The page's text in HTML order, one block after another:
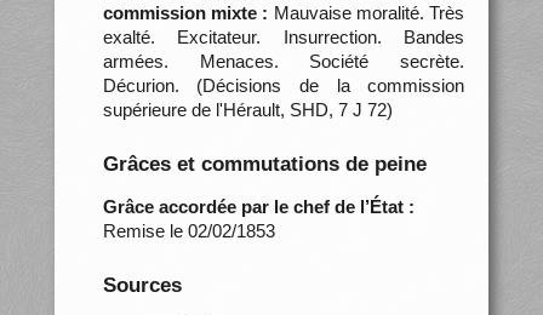
commission mixte : Mauvaise moralité. Très
exalté. Excitateur. Insurrection. Bandes
armées. Menaces. Société secrète.
Décurion. (Décisions de la commission
supérieure de l'Hérault, SHD, 7 J 72)
Grâces et commutations de peine
Grâce accordée par le chef de l’État :
Remise le 02/02/1853
Sources